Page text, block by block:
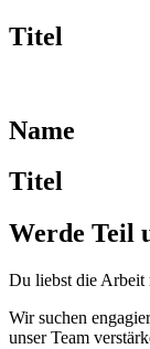
Titel
Name
Titel
Werde Teil
Du liebst die Arbeit
Wir suchen
unser Team